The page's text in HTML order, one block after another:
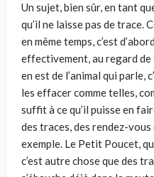
Un sujet, bien sûr, en tant
qu’il ne laisse pas de trace.
en même temps, c’est
effectivement, au regard
en est de l’animal qui parle,
les effacer comme telles,
suffit à ce qu’il puisse en
des traces, des rendez-vous
exemple. Le Petit Poucet,
c’est autre chose que des